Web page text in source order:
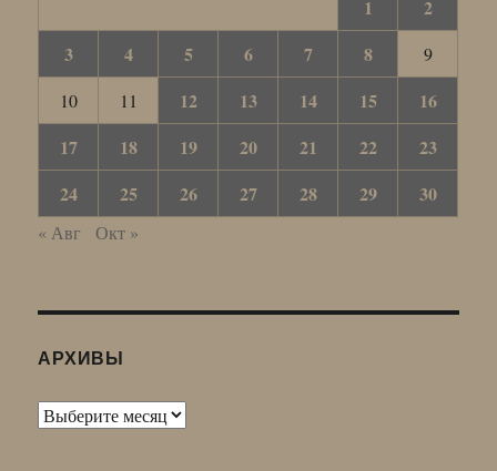
1
2
3
4 5 6 7 8
9
10
11 12 13 14 15
16
17
18 19 20 21 22
23
24
25 26 27 28 29 30
« Авг Окт »
АРХИВЫ
Архивы